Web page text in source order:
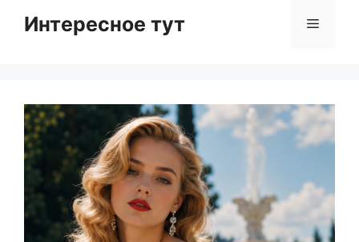
Интересное тут Menu